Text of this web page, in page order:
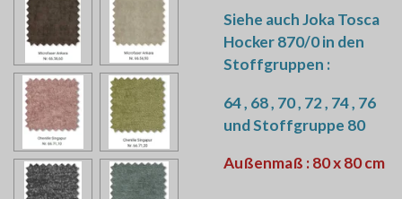
Siehe auch Joka Tosca
Hocker 870/0 in den
Stoffgruppen :
64 , 68 , 70 , 72 , 74 , 76
und Stoffgruppe 80
Außenmaß : 80 x 80 cm